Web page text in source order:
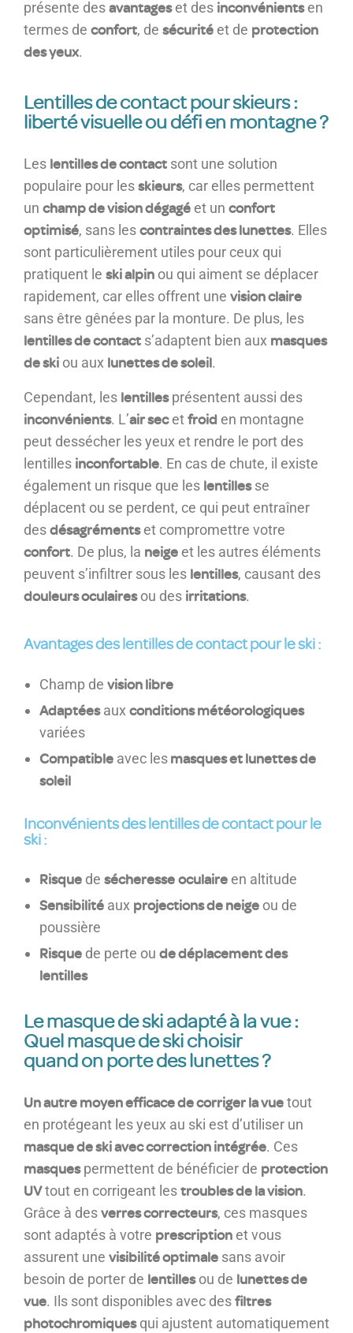
présente desavantageset des inconvénientsen
termes de confort, de sécurité et de protection
des yeux.
Lentilles de contact pour skieurs :
liberté visuelle ou défi en montagne ?
Les lentilles de contact sont une solution
populaire pour lesskieurs, car elles permettent
un champ de vision dégagé et un confort
optimisé, sans lescontraintes des lunettes. Elles
sont particulièrement utiles pour ceux qui
pratiquent le ski alpin ou qui aiment se déplacer
rapidement, car elles offrent une vision claire
sans être gênées par la monture. De plus, les
lentilles de contact s’adaptent bien aux masques
de ski ou aux lunettes de soleil.
Cependant, les lentillesprésentent aussi des
inconvénients. L’air secetfroid en montagne
peut dessécher les yeux et rendre le port des
lentilles inconfortable. En cas de chute, il existe
également un risque que les lentillesse
déplacent ou se perdent, ce qui peut entraîner
desdésagrémentset compromettre votre
confort. De plus, la neige et les autres éléments
peuvent s’infiltrer sous les lentilles, causant des
douleurs oculairesou des irritations.
Avantages des lentilles de contact pour le ski :
Champ de vision libre
Adaptéesaux conditions météorologiques
variées
Compatible avec lesmasques et lunettes de
soleil
Inconvénients des lentilles de contact pour le
ski :
Risque de sécheresseoculaire en altitude
Sensibilité aux projections de neige ou de
poussière
Risque de perte ou de déplacement des
lentilles
Le masque de ski adapté à la vue :
Quel masque de ski choisir
quand on porte des lunettes ?
Un autre moyen efficace de corriger la vuetout
en protégeant les yeux au ski est d’utiliser un
masque de ski avec correction intégrée. Ces
masquespermettent de bénéficier de protection
UVtout en corrigeant lestroubles de la vision.
Grâce à desverres correcteurs, ces masques
sont adaptés à votre prescription et vous
assurent une visibilité optimale sans avoir
besoin de porter de lentillesou de lunettes de
vue. Ils sont disponibles avec desfiltres
photochromiquesqui ajustent automatiquement